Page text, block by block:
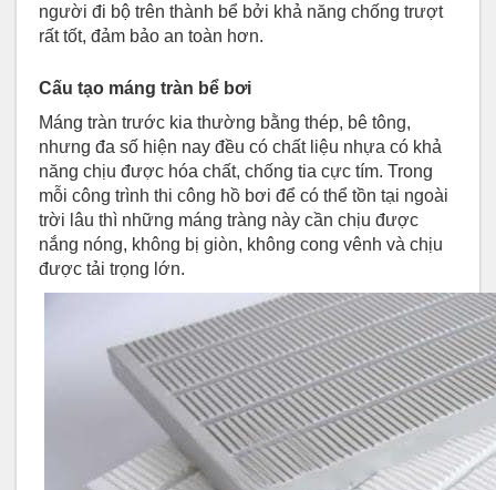
người đi bộ trên thành bể bởi khả năng chống trượt
rất tốt, đảm bảo an toàn hơn.
Cấu tạo máng tràn bể bơi
Máng tràn trước kia thường bằng thép, bê tông,
nhưng đa số hiện nay đều có chất liệu nhựa có khả
năng chịu được hóa chất, chống tia cực tím. Trong
mỗi công trình thi công hồ bơi để có thể tồn tại ngoài
trời lâu thì những máng tràng này cần chịu được
nắng nóng, không bị giòn, không cong vênh và chịu
được tải trọng lớn.